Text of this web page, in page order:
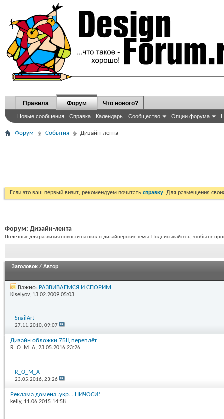
Правила Форум
Новые сообщения Справка Календарь Сообщество Опции форума
Что нового?
Форум События Дизайн-лента
Если это ваш первый визит, рекомендуем почитать справку. Для размещения
Форум: Дизайн-лента
Полезные для развития новости на около-дизайнерские темы. Подписывайтесь, чтобы не
Заголовок / Автор
Важно: РАЗВИВАЕМСЯ И СПОРИМ
Kiselyov, 13.02.2009 05:03
SnailArt
27.11.2010,09:07
Дизайн обложки 7БЦ переплёт
R_O_M_A, 23.05.2016 23:26
R_O_M_A
23.05.2016,23:26
Реклама домена .укр... НИЧОСИ!
kelly, 11.06.2015 14:58